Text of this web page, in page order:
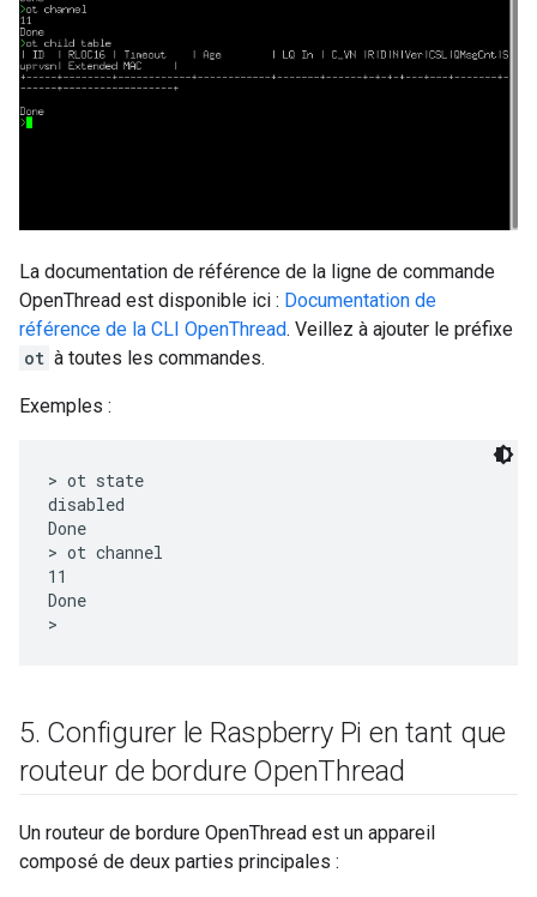
La documentation de référence de la ligne de commande
OpenThread est disponible ici : Documentation de
référence de la CLI OpenThread. Veillez à ajouter le préfixe
ot à toutes les commandes.
Exemples :
> ot state
disabled
Done
> ot channel
11
Done
5. Configurer le Raspberry Pi en tant que
routeur de bordure OpenThread
Un routeur de bordure OpenThread est un appareil
composé de deux parties principales :